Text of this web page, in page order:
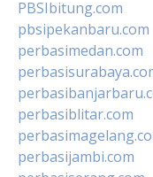
PBSIbitung.com
pbsipekanbaru.com
perbasimedan.com
perbasiblitar.com
perbasijambi.com